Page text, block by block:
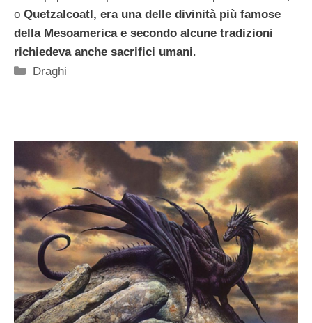
o Quetzalcoatl, era una delle divinità più famose
della Mesoamerica e secondo alcune tradizioni
richiedeva anche sacrifici umani.
Categorie
Draghi